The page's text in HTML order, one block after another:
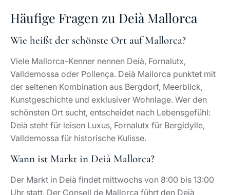
Uhr statt. Der Consell de Mallorca führt den Deià
früh kommen, entspannt parken und den Markt mit
Welcher Promi wohnt in Deià Mallorca?
Deià Mallorca verbindet sich historisch vor allem mit
Robert Graves, der in Deià lebte und dort begraben
liegt. Der Ort zog über Jahrzehnte Künstler, Musiker
und internationale Persönlichkeiten an. Aktuelle
Privatsphäre; seriöse Beratung respektiert genau diese